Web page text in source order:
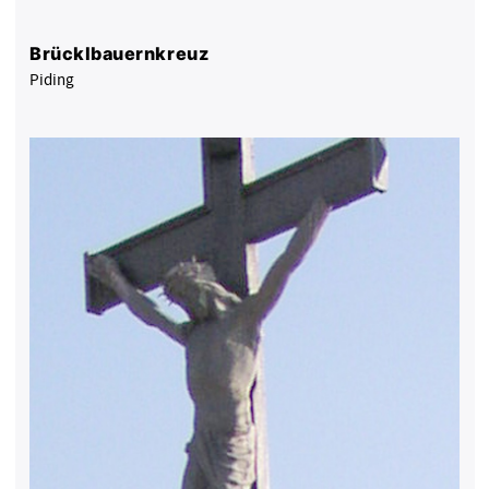
Brücklbauernkreuz
Piding